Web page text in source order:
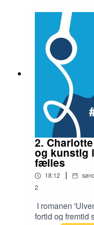
drabsmanden at
forklaring om,
problemer i
til psykolog
den fortælling
sin egen
om
https://
Birgitte
2.
og kunstig
fælles
18:12 |
2
I romanen
fortid og fremtid